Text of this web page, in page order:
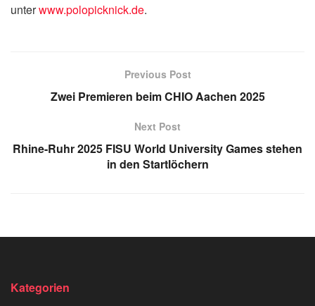
unterwww.polopicknick.de.
Previous Post
Zwei Premieren beim CHIO Aachen 2025
Next Post
Rhine-Ruhr 2025 FISU World University Games stehen
in den Startlöchern
Kategorien